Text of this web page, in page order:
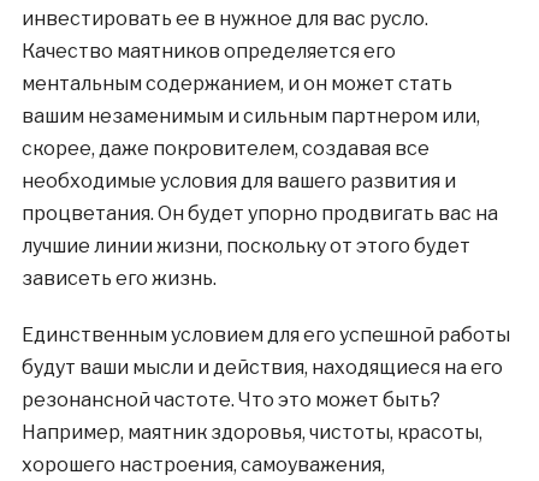
инвестировать ее в нужное для вас русло.
Качество маятников определяется его
ментальным содержанием, и он может стать
вашим незаменимым и сильным партнером или,
скорее, даже покровителем, создавая все
необходимые условия для вашего развития и
процветания. Он будет упорно продвигать вас на
лучшие линии жизни, поскольку от этого будет
зависеть его жизнь.
Единственным условием для его успешной работы
будут ваши мысли и действия, находящиеся на его
резонансной частоте. Что это может быть?
Например, маятник здоровья, чистоты, красоты,
хорошего настроения, самоуважения,